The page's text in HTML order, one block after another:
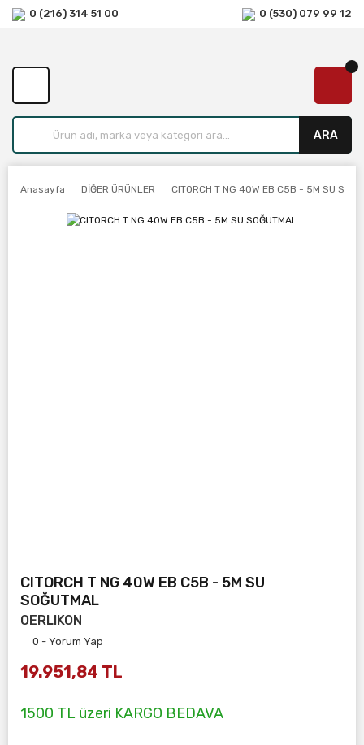
0 (216) 314 51 00 0 (530) 079 99 12
ARA
Anasayfa DİĞER ÜRÜNLER CITORCH T NG 40W EB C5B - 5M SU
CITORCH T NG 40W EB C5B - 5M SU
SOĞUTMAL
OERLIKON
0 - Yorum Yap
19.951,84 TL
1500 TL üzeri KARGO BEDAVA